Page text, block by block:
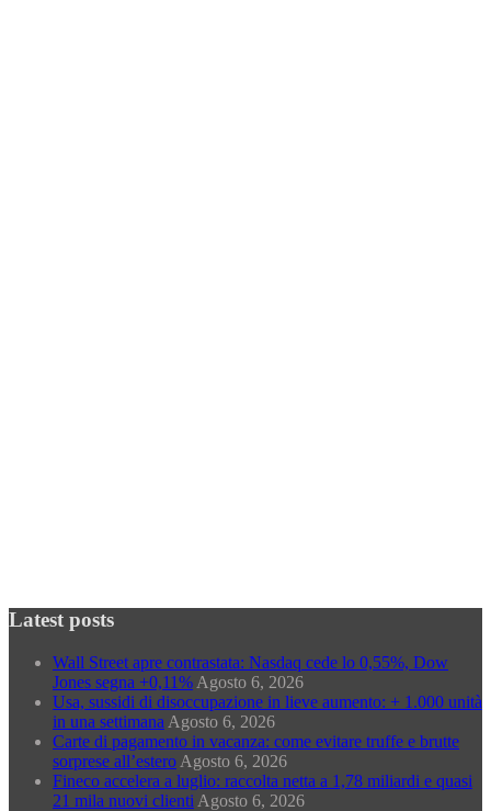
Latest posts
Wall Street apre contrastata: Nasdaq cede lo 0,55%, Dow
Jones segna +0,11% Agosto 6, 2026
Usa, sussidi di disoccupazione in lieve aumento: + 1.000 unità
in una settimana Agosto 6, 2026
Carte di pagamento in vacanza: come evitare truffe e brutte
sorprese all’estero Agosto 6, 2026
Fineco accelera a luglio: raccolta netta a 1,78 miliardi e quasi
21 mila nuovi clienti Agosto 6, 2026